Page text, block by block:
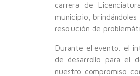
carrera de
municipio,
resolución de
Durante el evento, el
de desarrollo para el
nuestro compromiso